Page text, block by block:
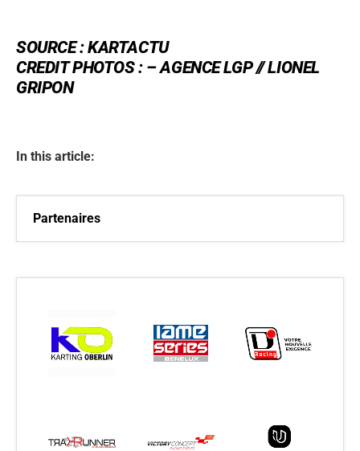
SOURCE : KARTACTU
CREDIT PHOTOS : –AGENCE LGP // LIONEL
GRIPON
In this article:
Partenaires